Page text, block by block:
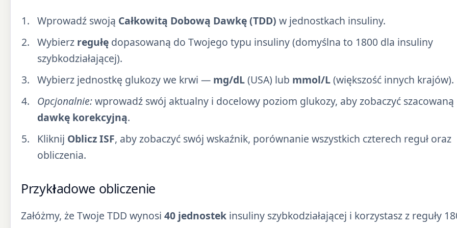
Wprowadź swoją Całkowitą Dobową Dawkę (TDD) w jednostkach insuliny.
Wybierz regułę dopasowaną do Twojego typu insuliny (domyślna to 1800 dla insuliny
szybkodziałającej).
Wybierz jednostkę glukozy we krwi — mg/dL(USA) lub mmol/L(większość innych krajów).
Opcjonalnie:wprowadź swój aktualny i docelowy poziom glukozy, aby zobaczyć szacowaną
dawkę korekcyjną.
Kliknij Oblicz ISF, aby zobaczyć swój wskaźnik, porównanie wszystkich czterech reguł oraz
obliczenia.
Przykładowe obliczenie
Załóżmy, że Twoje TDD wynosi 40 jednostek insuliny szybkodziałającej i korzystasz z reguły